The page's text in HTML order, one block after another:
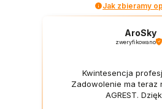
Jak zbieramy
AroSky
zweryfikowano
Kwintesencja
Zadowolenie ma teraz
AGREST.